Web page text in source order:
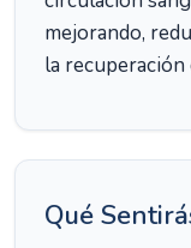
mejorando,
la recuperación
Qué